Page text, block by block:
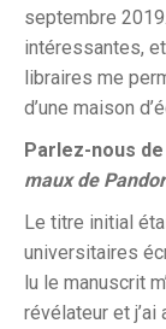
septembre
intéressantes,
libraires me
d’une maison
Parlez-nous
maux de
Le titre initial
universitaires
lu le manuscrit
révélateur et